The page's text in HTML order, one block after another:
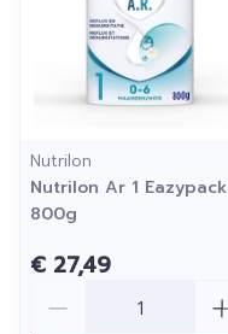
Nutrilon
Nutrilon Ar 1 Eazypack
800g
€ 27,49